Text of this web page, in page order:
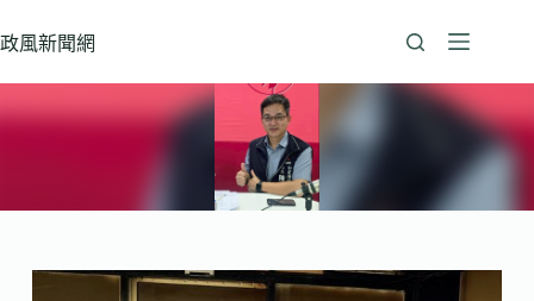
至
政風新聞網